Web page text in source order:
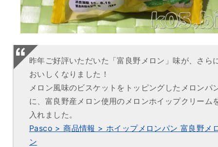
昨年ご好評いただいた「富良野メロン」味が、さら
おいしくなりました！
メロン風味のビスケットをトッピングしたメロンパ
に、富良野産メロン使用のメロンホイップクリーム
入れました。
Pasco > 商品情報 > ホイップメロンパン 富良野メ
ン